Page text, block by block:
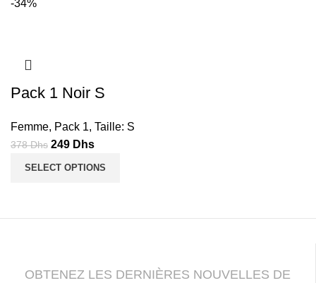
-34%
Pack 1 Noir S
Femme, Pack 1, Taille: S
378Dhs Le
prix
249 DhsLe
prix
SELECT OPTIONS
OBTENEZ LES DERNIÈRES NOUVELLES DE